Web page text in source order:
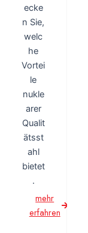
ecke
n Sie,
welc
he
Vortei
le
nukle
arer
Qualit
ätsst
ahl
bietet
.
mehr
erfahren